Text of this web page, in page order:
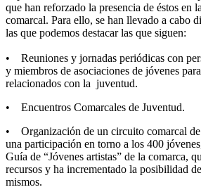
que han reforzado la presencia de éstos en
comarcal. Para ello, se han llevado a cabo
las que podemos destacar las que siguen:
• Reuniones y jornadas periódicas con
y miembros de asociaciones de jóvenes
relacionados con la juventud.
• Encuentros Comarcales de Juventud.
• Organización de un circuito comarcal de
una participación en torno a los 400
Guía de “Jóvenes artistas” de la comarca,
recursos y ha incrementado la posibilidad
mismos.